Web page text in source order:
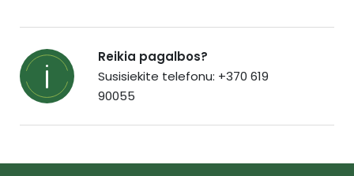
Reikia pagalbos?
Susisiekite telefonu: +370 619
90055